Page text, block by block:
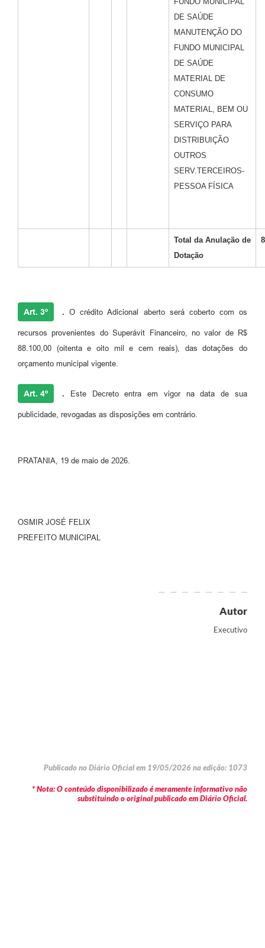
DE SAÚDE
MANUTENÇÃO DO
FUNDO MUNICIPAL
DE SAÚDE
MATERIAL DE
CONSUMO
MATERIAL, BEM OU
SERVIÇO PARA
DISTRIBUIÇÃO
OUTROS
SERV.TERCEIROS-
PESSOA FÍSICA
Total da Anulação de
Dotação
Art. 3º .O crédito Adicional aberto será coberto com os
recursos provenientes do Superávit Financeiro, no valor de R$
88.100,00 (oitenta e oito mil e cem reais), das dotações do
orçamento municipal vigente.
Art. 4º . Este Decreto entra em vigor na data de sua
publicidade, revogadas as disposições em contrário.
PRATANIA, 19 de maio de 2026.
OSMIR JOSÉ FELIX
PREFEITO MUNICIPAL
Autor
Executivo
Publicado no Diário Oficial em 19/05/2026 na edição: 1073
* Nota: O conteúdo disponibilizado é meramente informativo não
substituindo o original publicado em Diário Oficial.